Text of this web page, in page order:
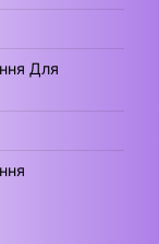
Для